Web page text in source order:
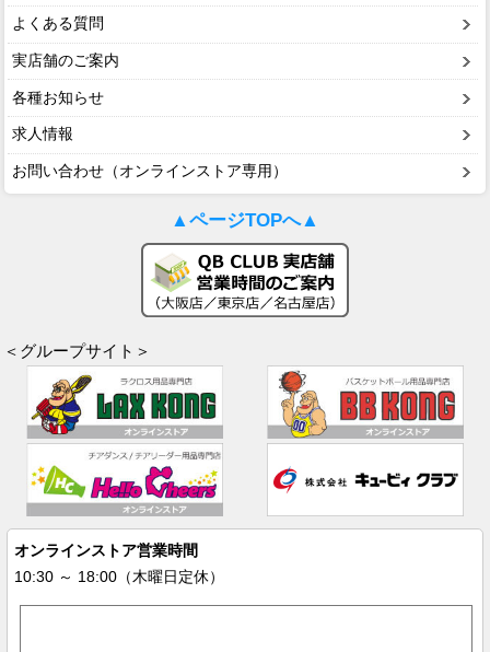
よくある質問
実店舗のご案内
各種お知らせ
求人情報
お問い合わせ（オンラインストア専用）
▲ページTOPへ▲
＜グループサイト＞
オンラインストア営業時間
10:30 ～ 18:00（木曜日定休）